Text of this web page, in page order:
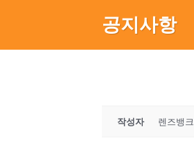
공지사항
작성자 렌즈뱅크